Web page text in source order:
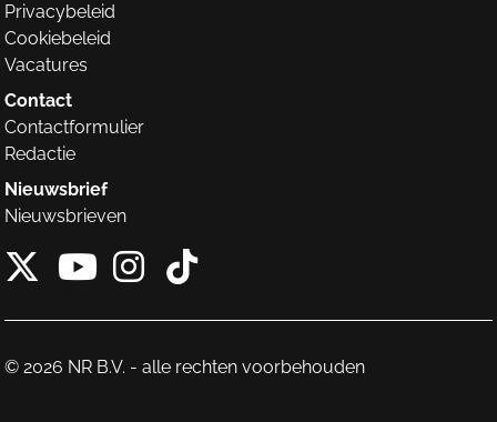
Privacybeleid
Cookiebeleid
Vacatures
Contact
Contactformulier
Redactie
Nieuwsbrief
Nieuwsbrieven
X van NieuwRechts
Instagram van
Tiktok van
© 2026 NR B.V. - alle rechten voorbehouden